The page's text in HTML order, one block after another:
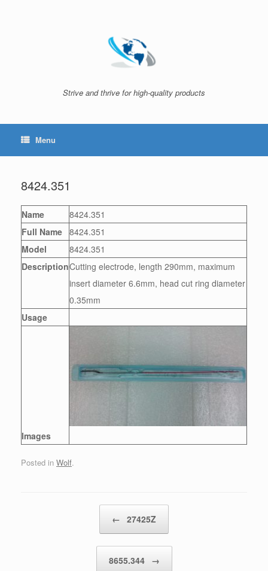
Strive and thrive for high-quality products
Menu
8424.351
Name
8424.351
Full Name 8424.351
Model
8424.351
DescriptionCutting electrode, length 290mm, maximum
insert diameter 6.6mm, head cut ring diameter
0.35mm
Usage
Images
Posted in Wolf.
← 27425Z
8655.344 →